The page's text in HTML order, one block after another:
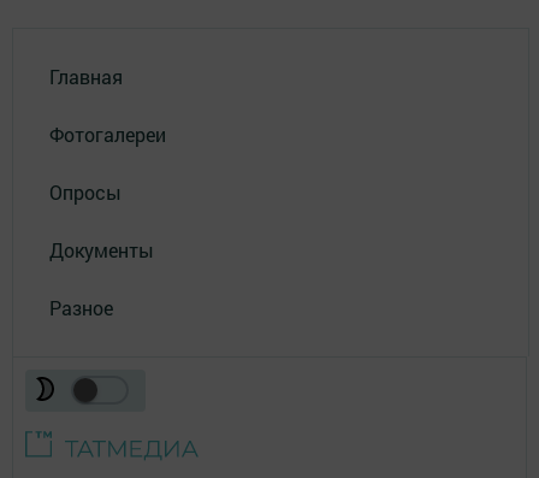
Главная
Фотогалереи
Опросы
Документы
Разное